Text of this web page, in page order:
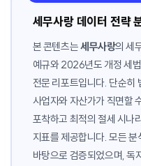
세무사랑 데이터 전
본 콘텐츠는세무사랑의 세
예규와 2026년도 개정 세
전문 리포트입니다. 단순히
사업자와 자산가가 직면할
포착하고 최적의 절세 시나
지표를 제공합니다. 모든
바탕으로 검증되었으며, 독